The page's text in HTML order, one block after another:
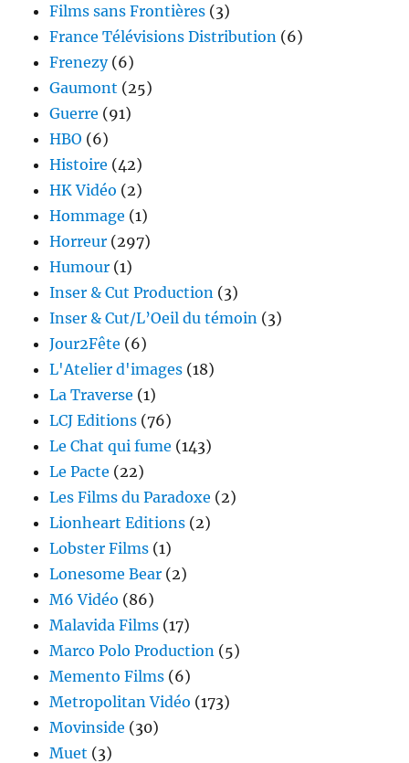
Films sans Frontières (3)
France Télévisions Distribution (6)
Frenezy(6)
Gaumont (25)
Guerre (91)
HBO (6)
Histoire (42)
HK Vidéo (2)
Hommage (1)
Horreur (297)
Humour (1)
Inser & Cut Production (3)
Inser & Cut/L’Oeil du témoin (3)
Jour2Fête (6)
L'Atelier d'images (18)
La Traverse (1)
LCJ Editions (76)
Le Chat qui fume (143)
Le Pacte (22)
Les Films du Paradoxe (2)
Lionheart Editions (2)
Lobster Films (1)
Lonesome Bear (2)
M6 Vidéo (86)
Malavida Films (17)
Marco Polo Production (5)
Memento Films (6)
Metropolitan Vidéo (173)
Movinside (30)
Muet (3)